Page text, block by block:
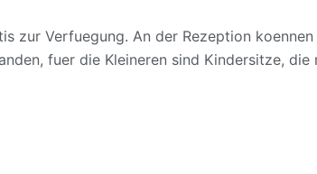
zur Verfuegung. An der Rezeption
fuer die Kleineren sind Kindersitze,